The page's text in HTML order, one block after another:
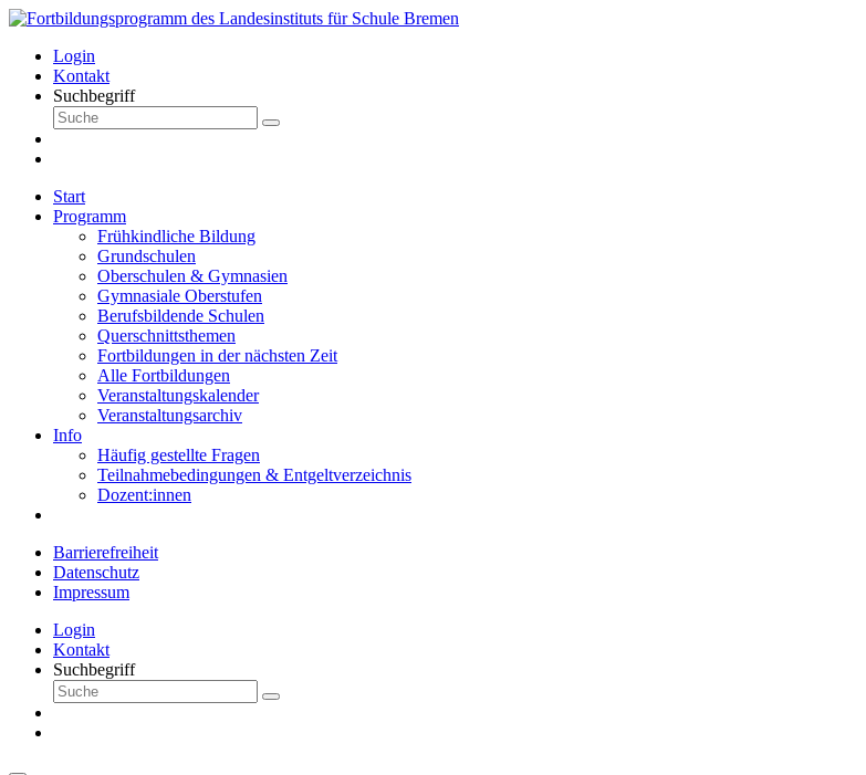
Login
Kontakt
Suchbegriff
Start
Programm
Frühkindliche Bildung
Grundschulen
Oberschulen & Gymnasien
Gymnasiale Oberstufen
Berufsbildende Schulen
Querschnittsthemen
Fortbildungen in der nächsten Zeit
Alle Fortbildungen
Veranstaltungskalender
Veranstaltungsarchiv
Info
Häufig gestellte Fragen
Teilnahmebedingungen & Entgeltverzeichnis
Dozent:innen
Barrierefreiheit
Datenschutz
Impressum
Login
Kontakt
Suchbegriff